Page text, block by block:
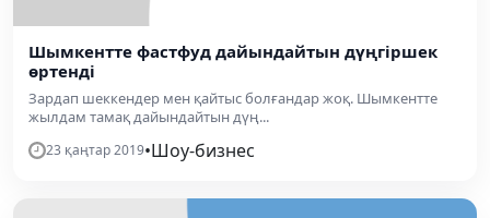
Шымкентте фастфуд дайындайтын дүңгіршек
өртенді
Зардап шеккендер мен қайтыс болғандар жоқ. Шымкентте
жылдам тамақ дайындайтын дүң...
23 қаңтар 2019•Шоу-бизнес